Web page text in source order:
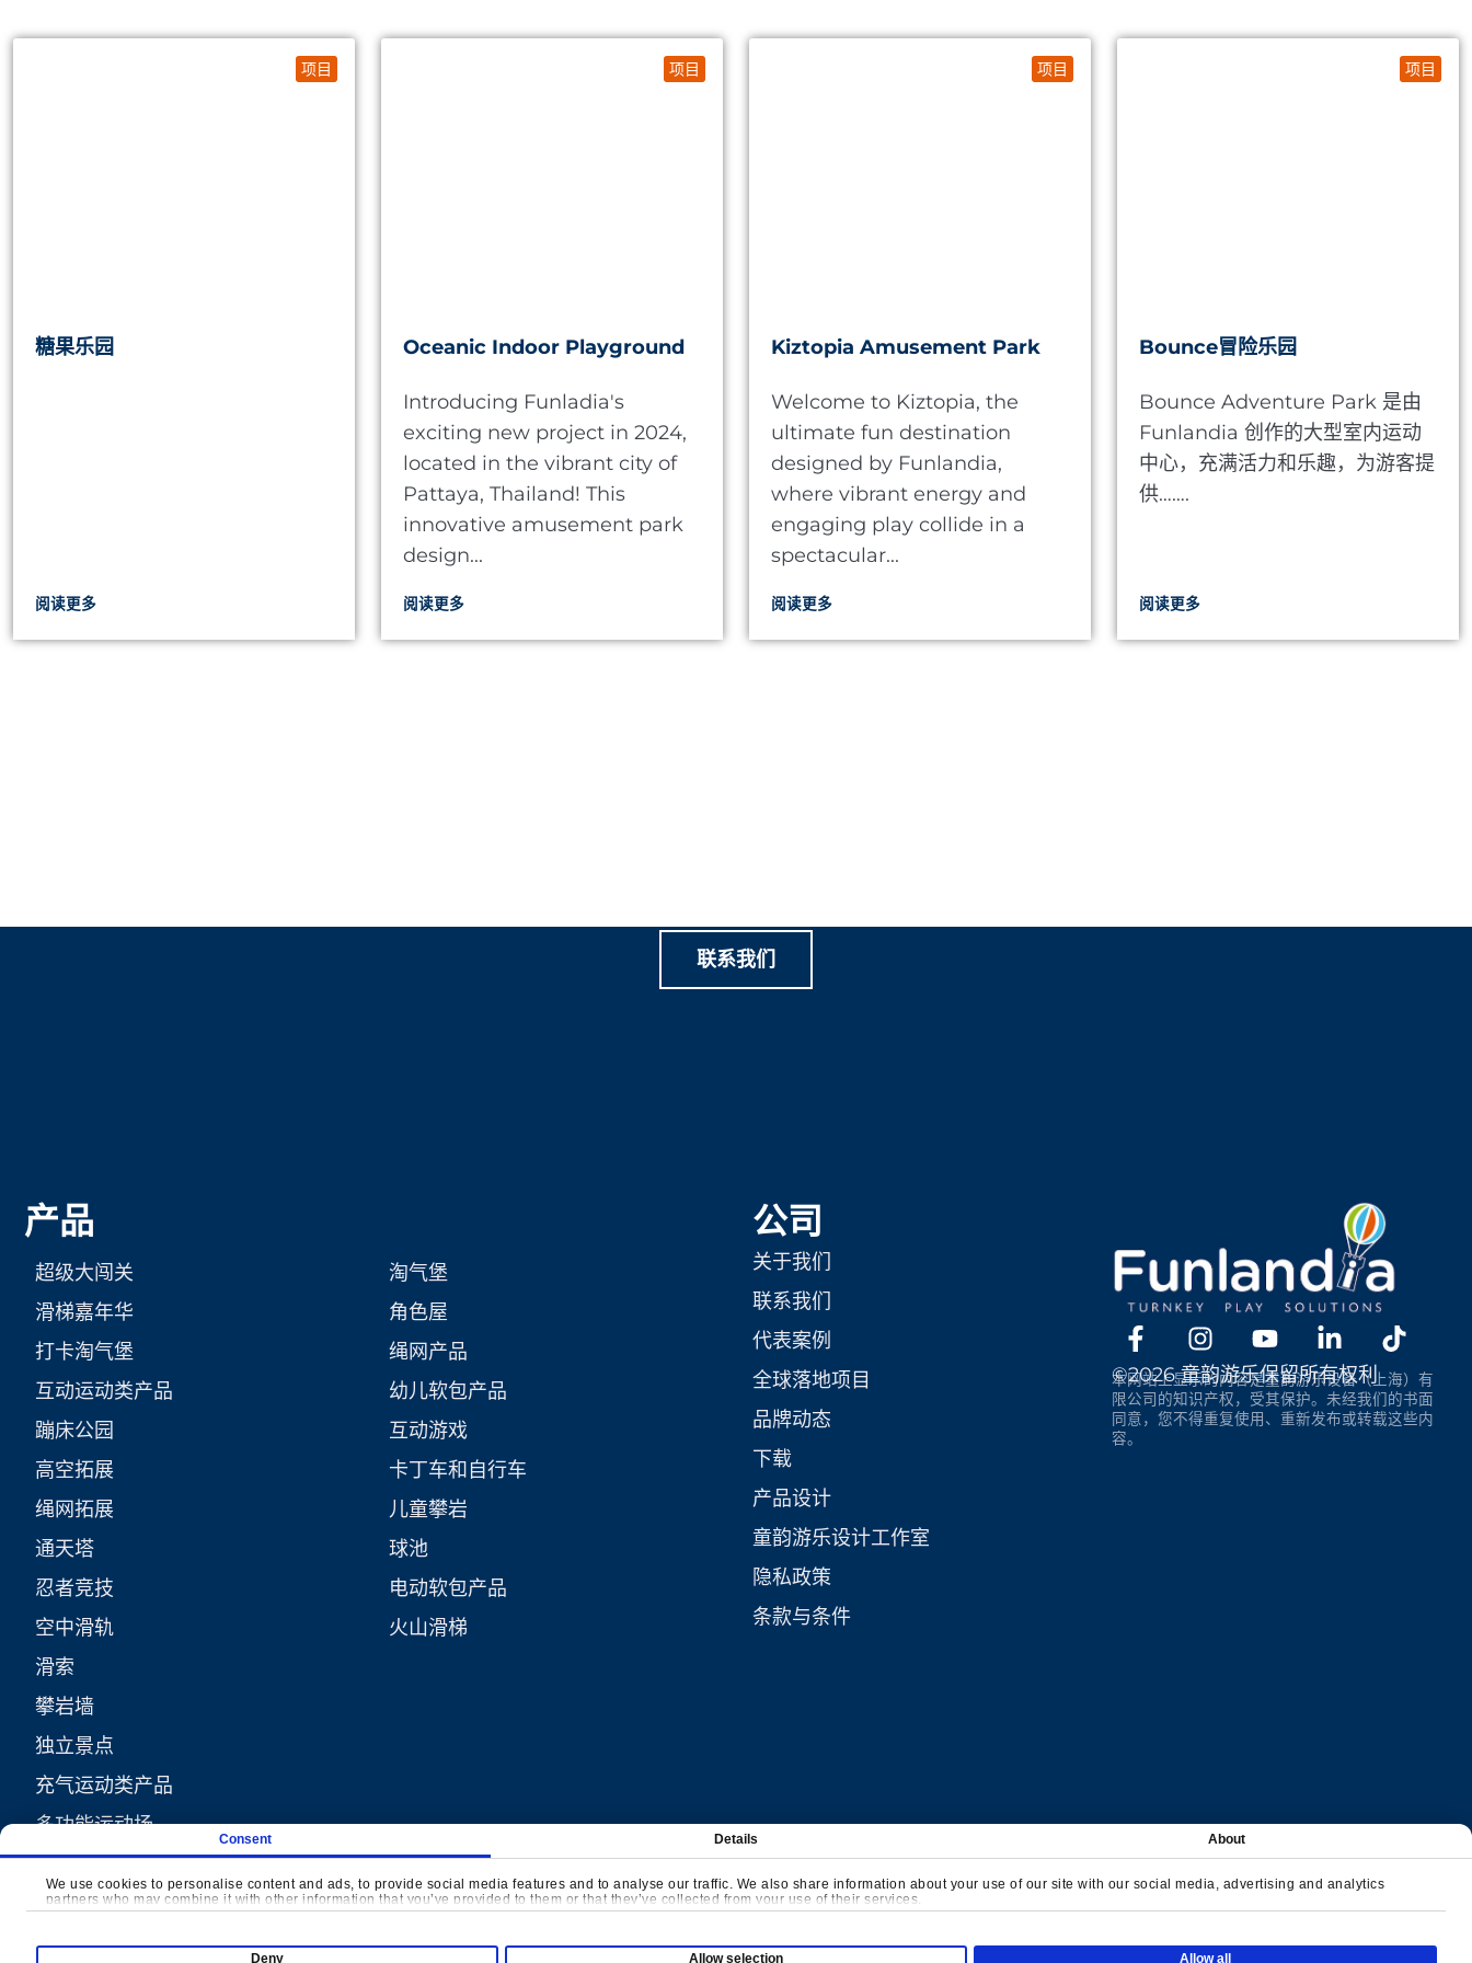
Consent Details About
We use cookies to personalise content and ads, to provide social media features and to analyse our traffic. We also share information about your use of our site with our social media, advertising and analytics
partners who may combine it with other information that you’ve provided to them or that they’ve collected from your use of their services.
Deny Allow selection Allow all
糖果乐园
阅读更多
项目
Oceanic Indoor Playground
Introducing Funladia's
exciting new project in 2024,
located in the vibrant city of
Pattaya, Thailand! This
innovative amusement park
design...
阅读更多
项目
Kiztopia Amusement Park
Welcome to Kiztopia, the
ultimate fun destination
designed by Funlandia,
where vibrant energy and
engaging play collide in a
spectacular...
阅读更多
项目
Bounce冒险乐园
Bounce Adventure Park 是由
Funlandia 创作的大型室内运动
中心，充满活力和乐趣，为游客提
供…….
阅读更多
项目
联系我们
产品
超级大闯关
滑梯嘉年华
打卡淘气堡
互动运动类产品
蹦床公园
高空拓展
绳网拓展
通天塔
忍者竞技
空中滑轨
滑索
攀岩墙
独立景点
充气运动类产品
多功能运动场
淘气堡
角色屋
绳网产品
幼儿软包产品
互动游戏
卡丁车和自行车
儿童攀岩
球池
电动软包产品
火山滑梯
公司
关于我们
联系我们
代表案例
全球落地项目
品牌动态
下载
产品设计
童韵游乐设计工作室
隐私政策
条款与条件
©2026 童韵游乐保留所有权利
本网站上显示的内容是童韵游乐设备（上海）有
限公司的知识产权，受其保护。未经我们的书面
同意，您不得重复使用、重新发布或转载这些内
容。